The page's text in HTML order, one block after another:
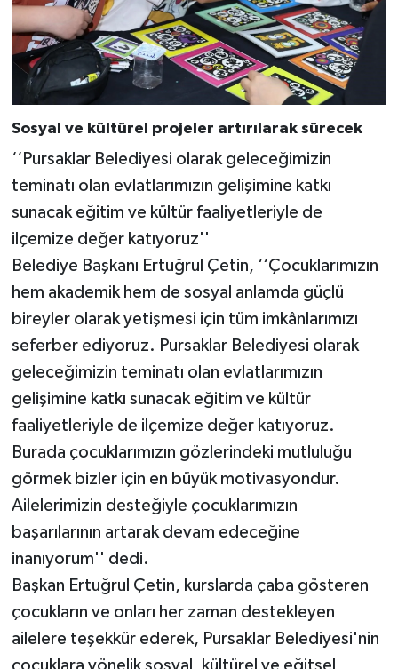
Sosyal ve kültürel projeler artırılarak sürecek
‘‘Pursaklar Belediyesi olarak geleceğimizin
teminatı olan evlatlarımızın gelişimine katkı
sunacak eğitim ve kültür faaliyetleriyle de
ilçemize değer katıyoruz''
Belediye Başkanı Ertuğrul Çetin, ‘‘Çocuklarımızın
hem akademik hem de sosyal anlamda güçlü
bireyler olarak yetişmesi için tüm imkânlarımızı
seferber ediyoruz. Pursaklar Belediyesi olarak
geleceğimizin teminatı olan evlatlarımızın
gelişimine katkı sunacak eğitim ve kültür
faaliyetleriyle de ilçemize değer katıyoruz.
Burada çocuklarımızın gözlerindeki mutluluğu
görmek bizler için en büyük motivasyondur.
Ailelerimizin desteğiyle çocuklarımızın
başarılarının artarak devam edeceğine
inanıyorum'' dedi.
Başkan Ertuğrul Çetin, kurslarda çaba gösteren
çocukların ve onları her zaman destekleyen
ailelere teşekkür ederek, Pursaklar Belediyesi'nin